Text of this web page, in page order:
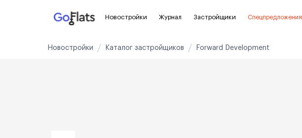
Новостройки Журнал Застройщики Спецпредложения
Новостройки Каталог застройщиков Forward Development